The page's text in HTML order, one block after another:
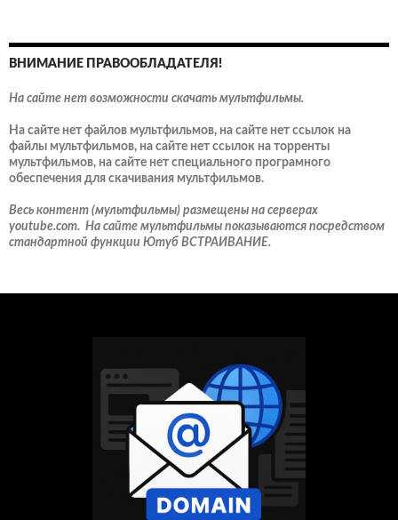
ВНИМАНИЕ ПРАВООБЛАДАТЕЛЯ!
На сайте нет возможности скачать мультфильмы.
На сайте нет файлов мультфильмов, на сайте нет ссылок на
файлы мультфильмов, на сайте нет ссылок на торренты
мультфильмов, на сайте нет специального програмного
обеспечения для скачивания мультфильмов.
Весь контент (мультфильмы) размещены на серверах
youtube.com. На сайте мультфильмы показываются посредством
стандартной функции Ютуб ВСТРАИВАНИЕ.